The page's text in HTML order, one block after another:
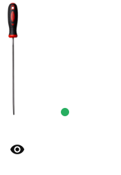
remove_red_eye